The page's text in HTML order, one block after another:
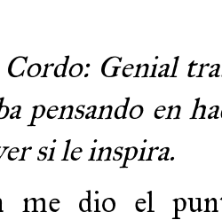
Genial
pensando en
si le inspira.
me dio el